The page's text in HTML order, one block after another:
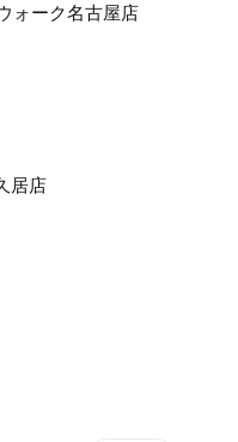
ォーク名古屋店
居店